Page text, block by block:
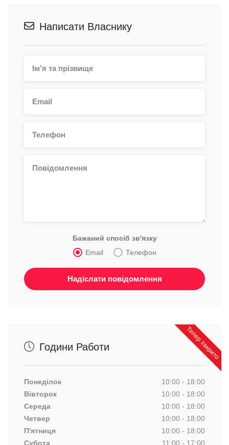
Написати Власнику
Бажаний спосіб зв'язку
Email
Телефон
Тепер закрито
Години Работи
Понеділок
10:00 - 18:00
Вівторок
10:00 - 18:00
Середа
10:00 - 18:00
Четвер
10:00 - 18:00
П'ятниця
10:00 - 18:00
Субота
11:00 - 17:00